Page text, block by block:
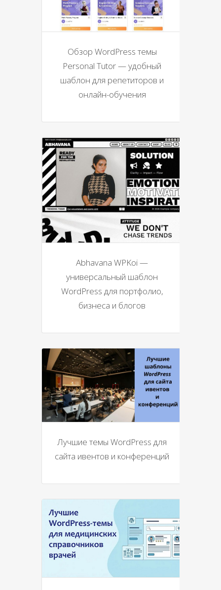
Обзор WordPress темы
Personal Tutor — удобный
шаблон для репетиторов и
онлайн-обучения
Abhavana WPKoi —
универсальный шаблон
WordPress для портфолио,
бизнеса и блогов
Лучшие темы WordPress для
сайта ивентов и конференций